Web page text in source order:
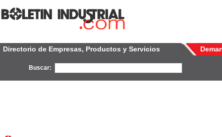
Directorio de Empresas, Productos y Servicios
Buscar: